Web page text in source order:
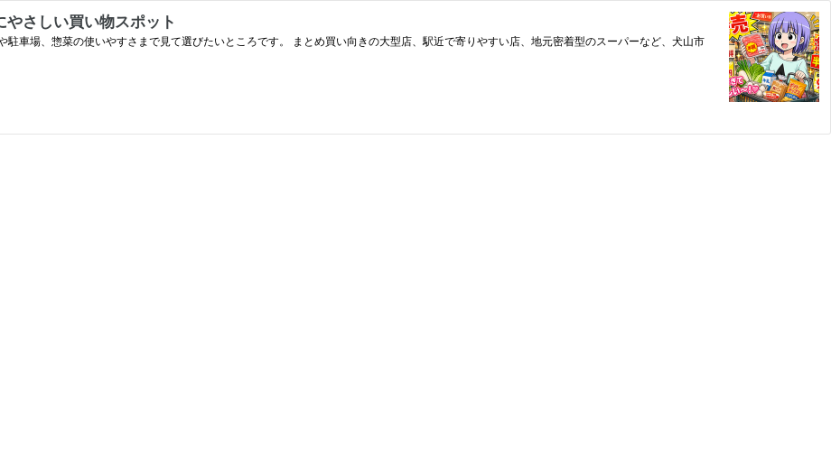
さしい買い物スポット
車場、惣菜の使いやすさまで見て選びたいところです。 まとめ買い向きの大型店、駅近で寄りやすい店、地元密着型のスーパーなど、犬山市